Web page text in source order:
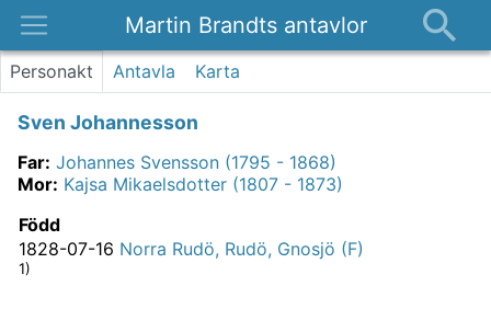
Martin Brandts antavlor
Platser
Kontakt
Personakt Antavla Karta
Sven Johannesson
Far: Johannes Svensson (1795 - 1868)
Mor: Kajsa Mikaelsdotter (1807 - 1873)
Född
1828-07-16 Norra Rudö, Rudö, Gnosjö (F)
1)